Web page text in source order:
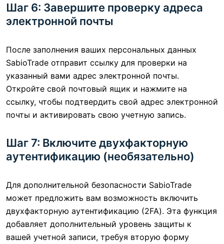
Шаг 6: Завершите проверку адреса
электронной почты
После заполнения ваших персональных данных
SabioTrade отправит ссылку для проверки на
указанный вами адрес электронной почты.
Откройте свой почтовый ящик и нажмите на
ссылку, чтобы подтвердить свой адрес электронной
почты и активировать свою учетную запись.
Шаг 7: Включите двухфакторную
аутентификацию (необязательно)
Для дополнительной безопасности SabioTrade
может предложить вам возможность включить
двухфакторную аутентификацию (2FA). Эта функция
добавляет дополнительный уровень защиты к
вашей учетной записи, требуя вторую форму